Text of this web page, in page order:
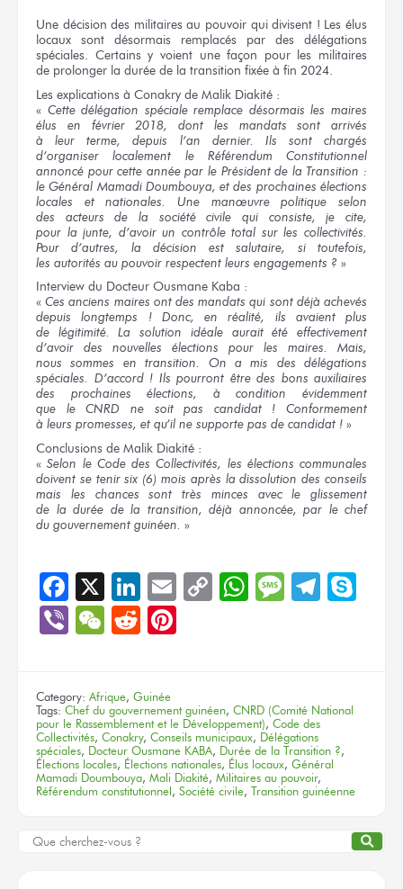
Une décision des militaires au pouvoir qui divisent ! Les élus
locaux sont désormais remplacés par des délégations
spéciales. Certainsy voient une façon pour les militaires
de prolonger la durée de la transition fixée à fin 2024.
Les explications à Conakry de Malik Diakité :
« Cette délégation spéciale remplace désormaisles maires
élus en février2018, dont les mandats
sont arrivés
à leur terme, depuis l’an dernier. Ils sontchargés
d’organiser localement le Référendum Constitutionnel
annoncé pour cette annéepar le Président de la Transition :
le Général Mamadi Doumbouya,et des prochaines élections
locales et nationales. Une manœuvrepolitique selon
des acteurs
de la sociétécivilequi consiste,
je cite,
pour la junte, d’avoirun contrôletotal sur les collectivités.
Pour d’autres, la décision est salutaire, si toutefois,
les autorités au pouvoir respectent leurs engagements ? »
Interview du Docteur Ousmane Kaba :
«Ces anciens maires ontdes mandats qui sont déjà achevés
depuis longtemps !Donc, en réalité, ils avaientplus
de légitimité.
La solution idéale aurait été effectivement
d’avoir des nouvelles élections pour les maires.
Mais,
nous sommes
en transition. On a mis des délégations
spéciales. D’accord ! Ils pourront être des bons auxiliaires
des prochaines élections, à condition évidemment
que le CNRD
ne soit pas candidat ! Conformement
à leurs promesses, et qu’il ne supporte pas de candidat ! »
Conclusions de Malik Diakité :
«Selon le Code des Collectivités, les élections communales
doivent se tenir six (6) mois après la dissolution des conseils
mais les chances
sont très minces
avec le glissement
de la durée de la transition, déjà annoncée, par le chef
du gouvernement guinéen. »
Facebook
X LinkedIn
EmailCopyWhatsApp
Message
ViberWeChat
Reddit
Category: Afrique, Guinée
Tags: Chef du gouvernement guinéen, CNRD (Comité National
pour le Rassemblement et le Développement), Code des
Collectivités, Conakry, Conseils municipaux, Délégations
spéciales, Docteur Ousmane KABA, Durée de la Transition ?,
Élections locales, Élections nationales, Élus locaux, Général
Mamadi Doumbouya, Mali Diakité, Militaires au pouvoir,
Référendum constitutionnel , Société civile, Transition guinéenne